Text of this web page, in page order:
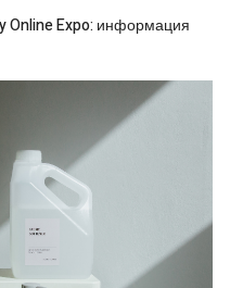
Online Expo: информация